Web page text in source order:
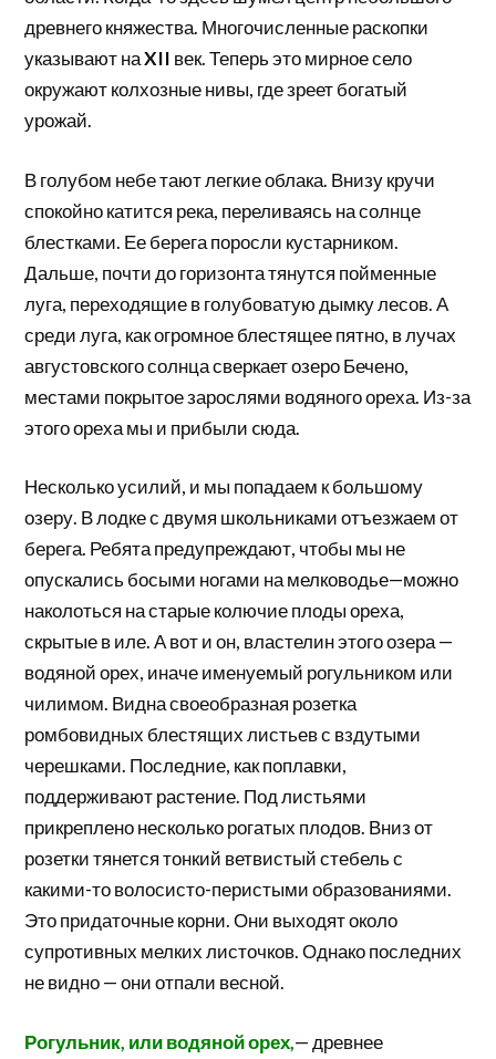
древнего княжества. Многочисленные раскопки
указывают наXII век. Теперь это мирное село
окружают колхозные нивы, где зреет богатый
урожай.
В голубом небе тают легкие облака. Внизу кручи
спокойно катится река, переливаясь на солнце
блестками. Ее берега поросли кустарником.
Дальше, почти до горизонта тянутся пойменные
луга, переходящие в голубоватую дымку лесов. А
среди луга, как огромное блестящее пятно, в лучах
августовского солнца сверкает озеро Бечено,
местами покрытое зарослями водяного ореха. Из-за
этого ореха мы и прибыли cюда.
Несколько усилий, и мы попадаем к большому
озеру. В лодке с двумя школьниками отъезжаем от
берега. Ребята предупреждают, чтобы мы не
опускались босыми ногами на мелководье—можно
наколоться на старые колючие плоды ореха,
скрытые в иле. А вот и он, властелин этого озера —
водяной орех, иначе именуемый рогульником или
чилимом. Видна своеобразная розетка
ромбовидных блестящих листьев с вздутыми
черешками. Последние, как поплавки,
поддерживают растение. Под листьями
прикреплено несколько рогатых плодов. Вниз от
розетки тянется тонкий ветвистый стебель с
какими-то волосисто-перистыми образованиями.
Это придаточные корни. Они выходят около
супротивных мелких листочков. Однако последних
не видно — они отпали весной.
Рогульник, или водяной орех,— древнее